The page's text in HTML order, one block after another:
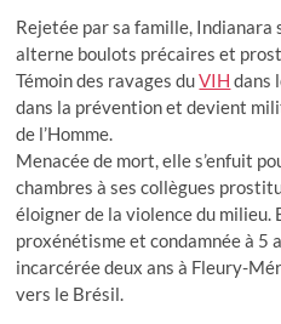
Rejetée par sa famille, Indianara
alterne boulots précaires et
Témoin des ravages duVIH dans
dans la prévention et devient
de l’Homme.
Menacée de mort, elle s’enfuit
chambres à ses collègues
éloigner de la violence du
proxénétisme et condamnée à 5
incarcérée deux ans à Fleury-
vers le Brésil.